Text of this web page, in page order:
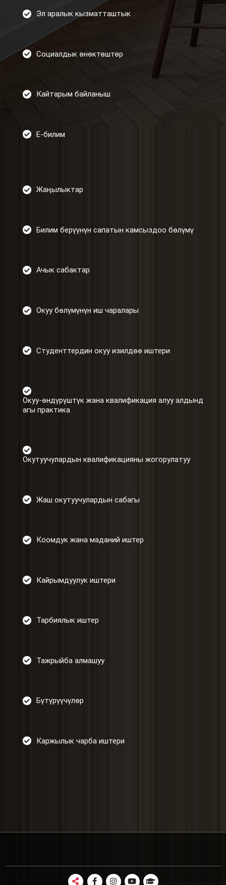
Эл аралык кызматташтык
Социалдык өнөктөштөр
Кайтарым байланыш
Е-билим
Жаңылыктар
Билим берүүнүн сапатын камсыздоо бөлүмү
Ачык сабактар
Окуу бөлүмүнүн иш чаралары
Студенттердин окуу изилдөө иштери
Окуу-өндүрүштүк жана квалификация алуу алдынд
агы практика
Окутуучулардын квалификацияны жогорулатуу
Жаш окутуучулардын сабагы
Коомдук жана маданий иштер
Кайрымдуулук иштери
Тарбиялык иштер
Тажрыйба алмашуу
Бүтүрүүчүлөр
Каржылык чарба иштери